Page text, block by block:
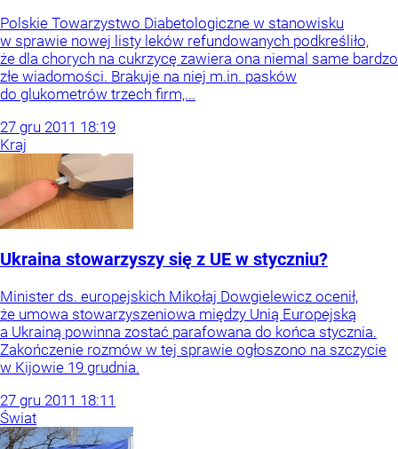
Polskie Towarzystwo Diabetologiczne w stanowisku
w sprawie nowej listy leków refundowanych podkreśliło,
że dla chorych na cukrzycę zawiera ona niemal same bardzo
złe wiadomości. Brakuje na niej m.in. pasków
do glukometrów trzech firm,...
27 gru 2011 18:19
Kraj
Ukraina stowarzyszy się z UE w styczniu?
Minister ds. europejskich Mikołaj Dowgielewicz ocenił,
że umowa stowarzyszeniowa między Unią Europejską
a Ukrainą powinna zostać parafowana do końca stycznia.
Zakończenie rozmów w tej sprawie ogłoszono na szczycie
w Kijowie 19 grudnia.
27 gru 2011 18:11
Świat